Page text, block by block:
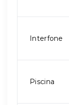
Interfone
Piscina